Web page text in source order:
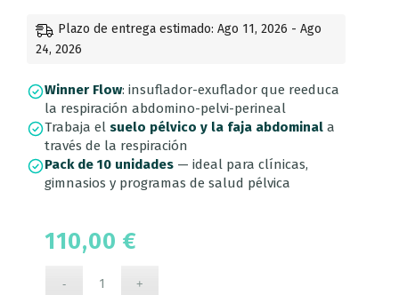
Plazo de entrega estimado: Ago 11, 2026 - Ago
24, 2026
Winner Flow: insuflador-exuflador que reeduca
la respiración abdomino-pelvi-perineal
Trabaja elsuelo pélvico y la faja abdominal a
través de la respiración
Pack de 10 unidades — ideal para clínicas,
gimnasios y programas de salud pélvica
110,00€